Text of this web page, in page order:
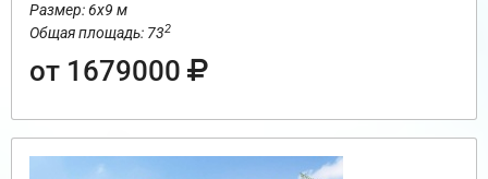
Размер: 6х9 м
Общая площадь: 732
от 1679000